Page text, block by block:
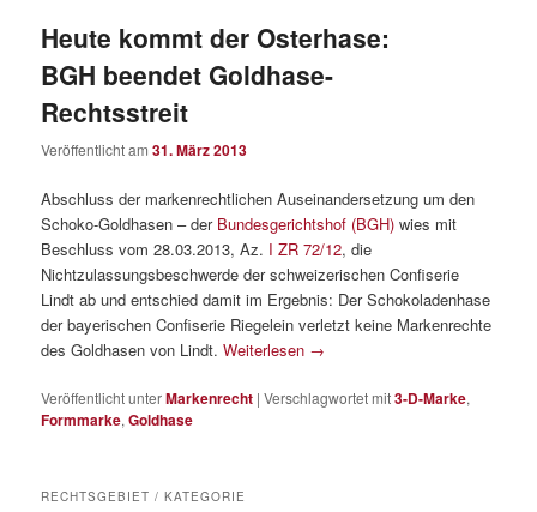
Heute kommt der Osterhase:
BGH beendet Goldhase-
Rechtsstreit
Veröffentlicht am31. März 2013
Abschluss der markenrechtlichen Auseinandersetzung um den
Schoko-Goldhasen – der Bundesgerichtshof (BGH) wies mit
Beschluss vom 28.03.2013, Az. I ZR 72/12, die
Nichtzulassungsbeschwerde der schweizerischen Confiserie
Lindt ab und entschied damit im Ergebnis: Der Schokoladenhase
der bayerischen Confiserie Riegelein verletzt keine Markenrechte
des Goldhasen von Lindt.Weiterlesen →
Veröffentlicht unterMarkenrecht |Verschlagwortet mit3-D-Marke,
Formmarke,Goldhase
RECHTSGEBIET / KATEGORIE